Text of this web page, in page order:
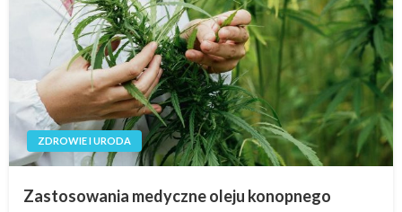
ZDROWIE I URODA
Zastosowania medyczne oleju konopnego